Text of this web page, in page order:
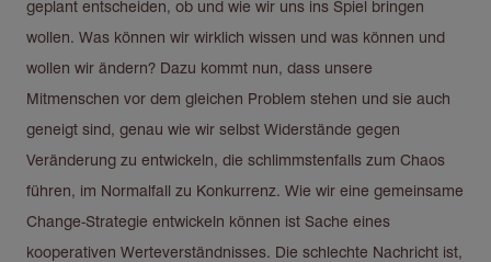
geplant entscheiden, ob und wie wir uns ins Spiel bringen
wollen. Was können wir wirklich wissen und was können und
wollen wir ändern? Dazu kommt nun, dass unsere
Mitmenschen vor dem gleichen Problem stehen und sie auch
geneigt sind, genau wie wir selbst Widerstände gegen
Veränderung zu entwickeln, die schlimmstenfalls zum Chaos
führen, im Normalfall zu Konkurrenz. Wie wir eine gemeinsame
Change-Strategie entwickeln können ist Sache eines
kooperativen Werteverständnisses. Die schlechte Nachricht ist,